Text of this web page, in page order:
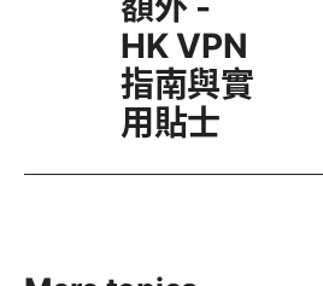
HK VPN
指南與實
用貼士